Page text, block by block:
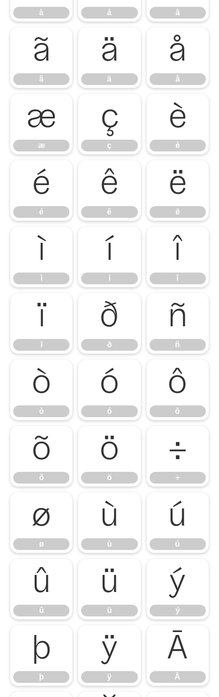
à á â
ã
ã
ä
ä
å
å
æ
æ
ç
ç
è
è
é
é
ê
ê
ë
ë
ì
ì
í
í
î
î
ï
ï
ð
ð
ñ
ñ
ò
ò
ó
ó
ô
ô
õ
õ
ö
ö
÷
÷
ø
ø
ù
ù
ú
ú
û
û
ü
ü
ý
ý
þ
þ
ÿ
ÿ
Ā
Ā